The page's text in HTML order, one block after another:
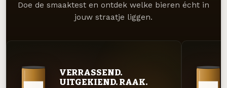
Doe de smaaktest en ontdek welke bieren écht in
jouw straatje liggen.
VERRASSEND.
UITGEKIEND. RAAK.